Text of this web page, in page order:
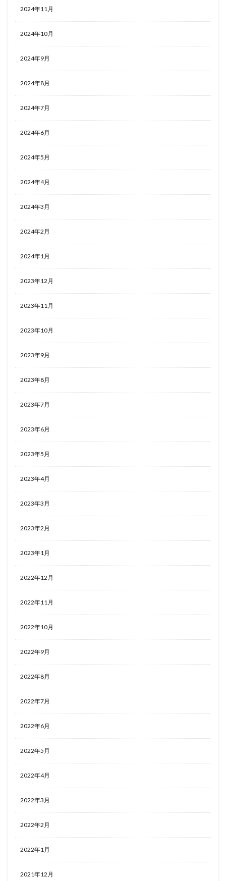
2024年11月
2024年10月
2024年9月
2024年8月
2024年7月
2024年6月
2024年5月
2024年4月
2024年3月
2024年2月
2024年1月
2023年12月
2023年11月
2023年10月
2023年9月
2023年8月
2023年7月
2023年6月
2023年5月
2023年4月
2023年3月
2023年2月
2023年1月
2022年12月
2022年11月
2022年10月
2022年9月
2022年8月
2022年7月
2022年6月
2022年5月
2022年4月
2022年3月
2022年2月
2022年1月
2021年12月